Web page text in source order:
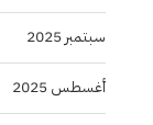
سبتمبر 2025
أغسطس 2025